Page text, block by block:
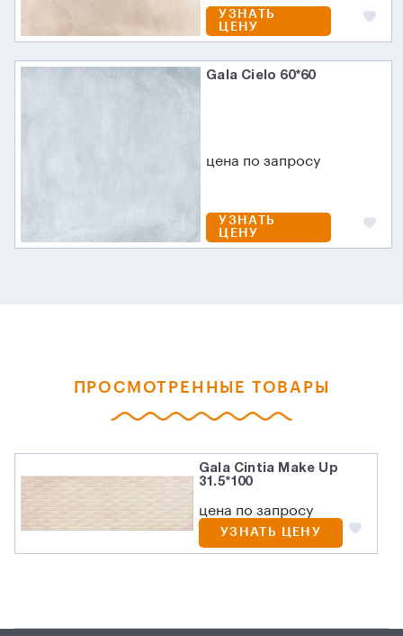
УЗНАТЬ
ЦЕНУ
Gala Cielo 60*60
цена по запросу
УЗНАТЬ
ЦЕНУ
ПРОСМОТРЕННЫЕ ТОВАРЫ
Gala Cintia Make Up
31.5*100
цена по запросу
УЗНАТЬ ЦЕНУ